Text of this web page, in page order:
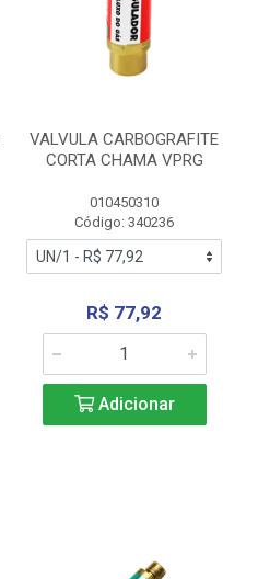
VALVULA CARBOGRAFITE
CORTA CHAMA VPRG
010450310
Código: 340236
R$ 77,92
Adicionar